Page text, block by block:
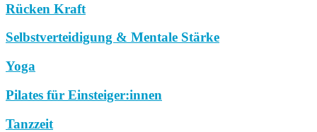
Rücken Kraft
Selbstverteidigung & Mentale Stärke
Yoga
Pilates für Einsteiger:innen
Tanzzeit